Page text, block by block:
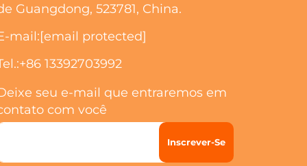
Guangdong, 523781, China.
mail:[email protected]
+86 13392703992
seu e-mail que entraremos em
com você
Inscrever-Se